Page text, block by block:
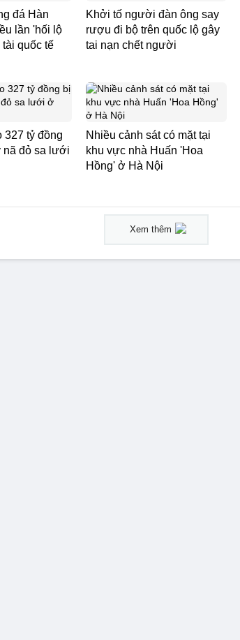
đá Hàn
lần 'hối lộ
quốc tế
Khởi tố người đàn ông say
rượu đi bộ trên quốc lộ gây
tai nạn chết người
327 tỷ đồng
nã đỏ sa lưới
Nhiều cảnh sát có mặt tại
khu vực nhà Huấn 'Hoa
Hồng' ở Hà Nội
Xem thêm